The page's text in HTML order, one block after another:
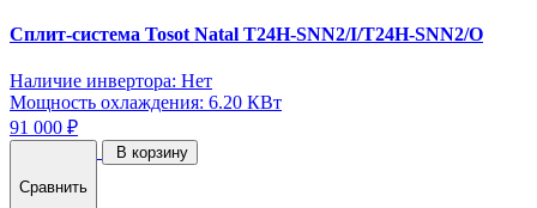
Сплит-система Tosot Natal T24H-SNN2/I/T24H-SNN2/O
Наличие инвертора: Нет
Мощность охлаждения: 6.20 КВт
91 000 ₽
Сравнить
В корзину